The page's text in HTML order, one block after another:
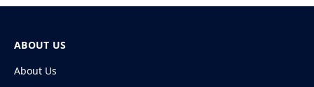
ABOUT US
About Us